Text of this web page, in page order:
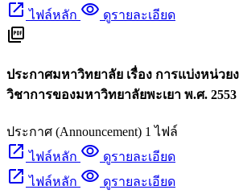
open_in_new ไฟล์หลัก visibility ดูรายละเอียด
picture_as_pdf
ประกาศมหาวิทยาลัย เรื่อง การแบ่งหน่วย
วิชาการของมหาวิทยาลัยพะเยา พ.ศ. 2553
ประกาศ (Announcement) 1 ไฟล์
open_in_new ไฟล์หลัก visibility ดูรายละเอียด
open_in_new ไฟล์หลัก visibility ดูรายละเอียด